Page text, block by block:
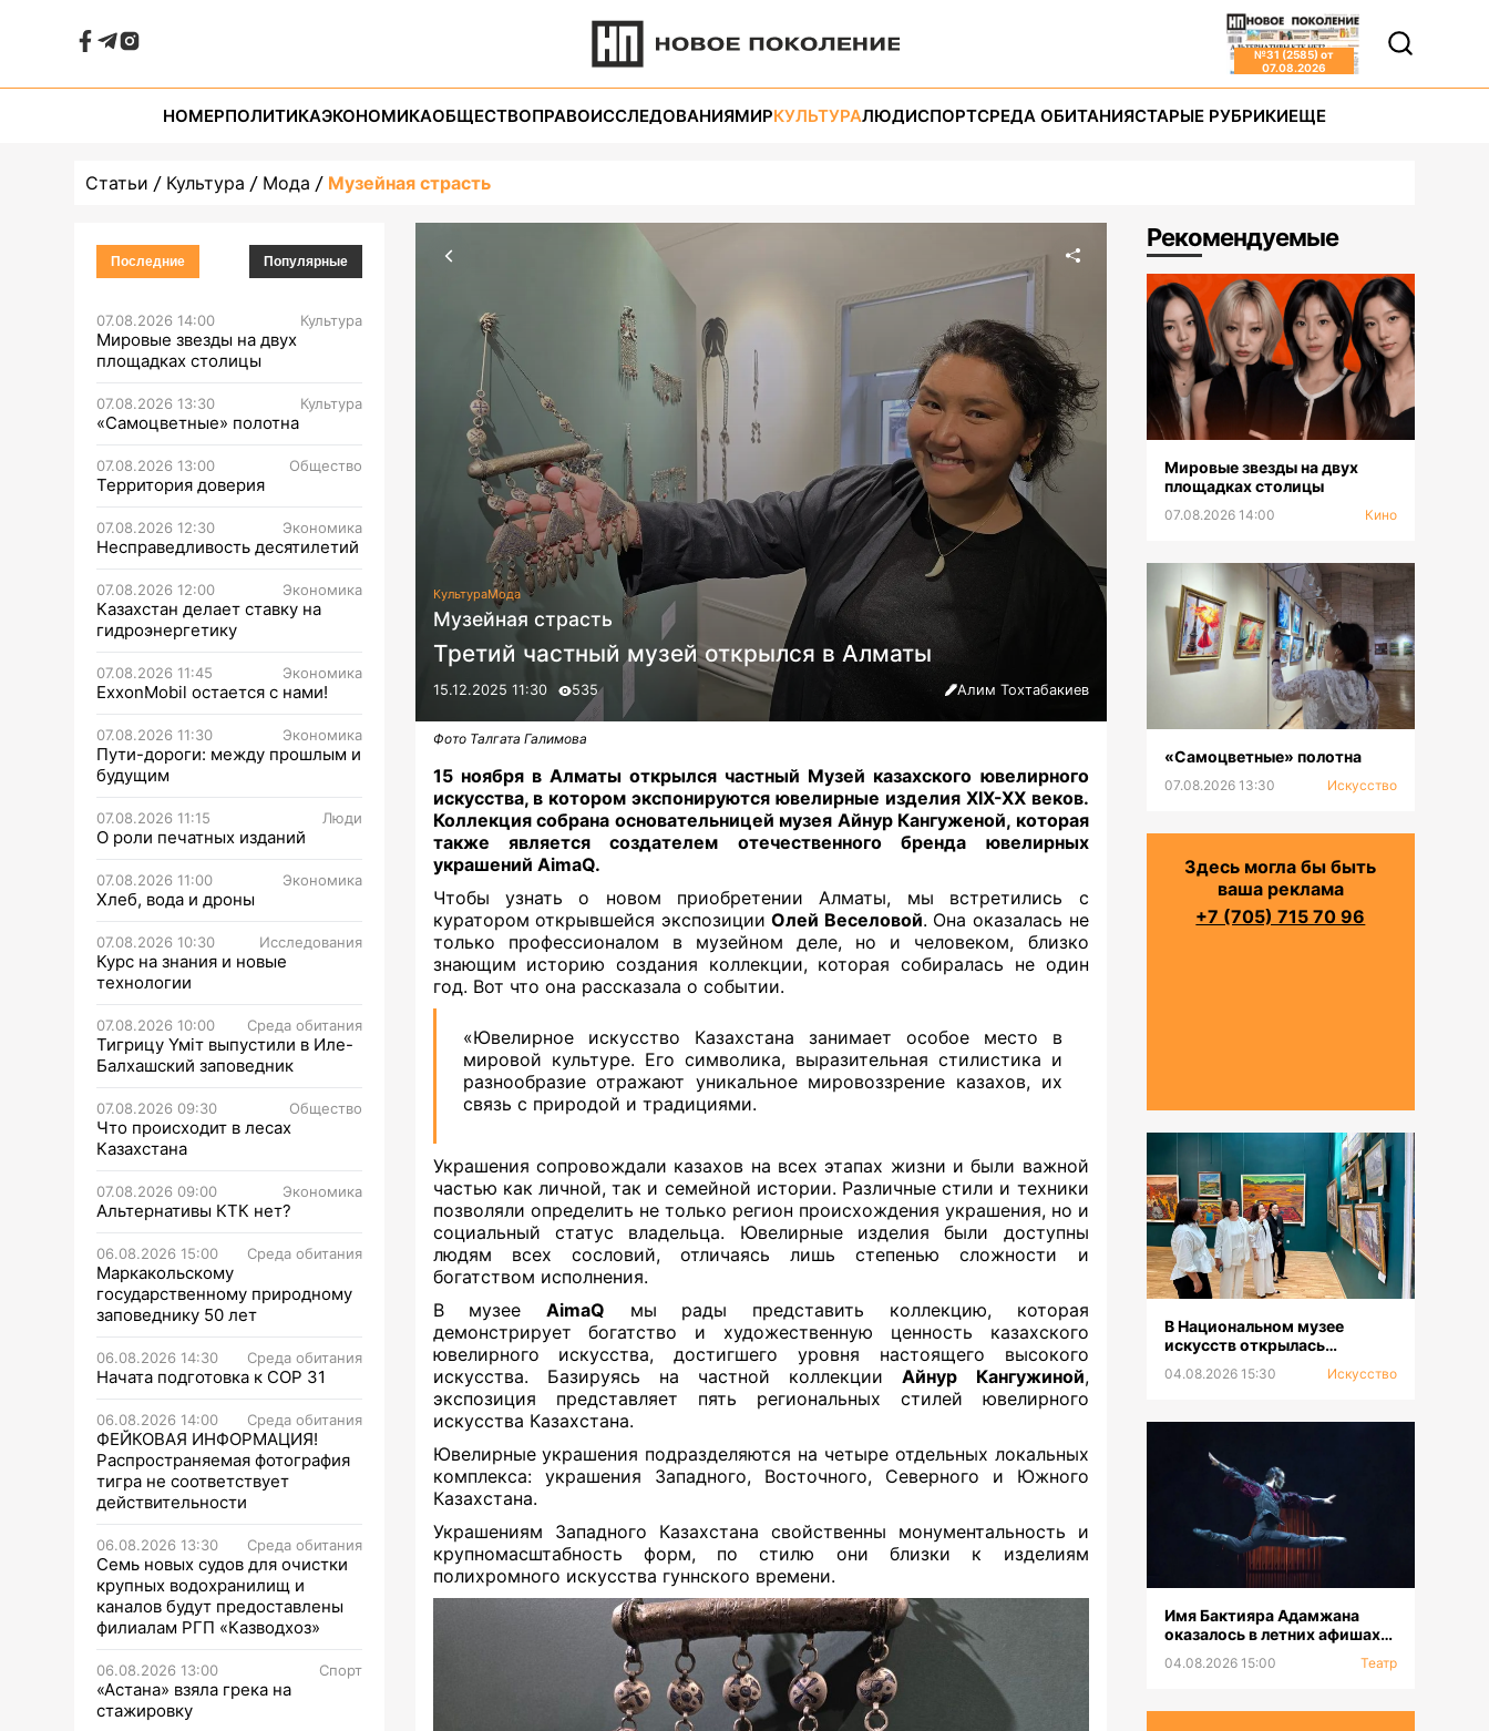
№31 (2585) от
07.08.2026
НОМЕРПОЛИТИКАЭКОНОМИКАОБЩЕСТВОПРАВОИССЛЕДОВАНИЯМИРКУЛЬТУРАЛЮДИСПОРТСРЕДА ОБИТАНИЯСТАРЫЕ РУБРИКИЕЩЕ
Статьи Культура Мода Музейная страсть
Последние Популярные
07.08.2026 14:00 Культура
Мировые звезды на двух
площадках столицы
07.08.2026 13:30 Культура
«Самоцветные» полотна
07.08.2026 13:00 Общество
Территория доверия
07.08.2026 12:30 Экономика
Несправедливость десятилетий
07.08.2026 12:00 Экономика
Казахстан делает ставку на
гидроэнергетику
07.08.2026 11:45 Экономика
ExxonMobil остается с нами!
07.08.2026 11:30 Экономика
Пути-дороги: между прошлым и
будущим
07.08.2026 11:15 Люди
О роли печатных изданий
07.08.2026 11:00 Экономика
Хлеб, вода и дроны
07.08.2026 10:30 Исследования
Курс на знания и новые
технологии
07.08.2026 10:00 Среда обитания
Тигрицу Үміт выпустили в Иле-
Балхашский заповедник
07.08.2026 09:30 Общество
Что происходит в лесах
Казахстана
07.08.2026 09:00 Экономика
Альтернативы КТК нет?
06.08.2026 15:00 Среда обитания
Маркакольскому
государственному природному
заповеднику 50 лет
06.08.2026 14:30 Среда обитания
Начата подготовка к СОР 31
06.08.2026 14:00 Среда обитания
ФЕЙКОВАЯ ИНФОРМАЦИЯ!
Распространяемая фотография
тигра не соответствует
действительности
06.08.2026 13:30 Среда обитания
Семь новых судов для очистки
крупных водохранилищ и
каналов будут предоставлены
филиалам РГП «Казводхоз»
06.08.2026 13:00 Спорт
«Астана» взяла грека на
стажировку
КультураМода
Музейная страсть
Третий частный музей открылся в Алматы
15.12.2025 11:30 535 Алим Тохтабакиев
Фото Талгата Галимова
15 ноября в Алматы открылся частный Музей казахского ювелирного
искусства, в котором экспонируются ювелирные изделия ХIХ-ХХ веков.
Коллекция собрана основательницей музея Айнур Кангуженой, которая
также является создателем отечественного бренда ювелирных
украшений AimaQ.
Чтобы узнать о новом приобретении Алматы, мы встретились с
куратором открывшейся экспозицииОлей Веселовой. Она оказалась не
только профессионалом в музейном деле, но и человеком, близко
знающим историю создания коллекции, которая собиралась не один
год. Вот что она рассказала о событии.
«Ювелирное искусство Казахстана занимает особое место в
мировой культуре. Его символика, выразительная стилистика и
разнообразие отражают уникальное мировоззрение казахов, их
связь с природой и традициями.
Украшения сопровождали казахов на всех этапах жизни и были важной
частью как личной, так и семейной истории. Различные стили и техники
позволяли определить не только регион происхождения украшения, но и
социальный статус владельца. Ювелирные изделия были доступны
людям всех сословий, отличаясь лишь степенью сложности и
богатством исполнения.
В музее AimaQ мы рады представить коллекцию, которая
демонстрирует богатство и художественную ценность казахского
ювелирного искусства, достигшего уровня настоящего высокого
искусства. Базируясь на частной коллекцииАйнур Кангужиной,
экспозиция представляет пять региональных стилей ювелирного
искусства Казахстана.
Ювелирные украшения подразделяются на четыре отдельных локальных
комплекса: украшения Западного, Восточного, Северного и Южного
Казахстана.
Украшениям Западного Казахстана свойственны монументальность и
крупномасштабность форм, по стилю они близки к изделиям
полихромного искусства гуннского времени.
Рекомендуемые
Мировые звезды на двух
площадках столицы
07.08.2026 14:00 Кино
«Самоцветные» полотна
07.08.2026 13:30 Искусство
Здесь могла бы быть
ваша реклама
+7 (705) 715 70 96
В Национальном музее
искусств открылась
Романова
04.08.2026 15:30 Искусство
Имя Бактияра Адамжана
оказалось в летних афишах
04.08.2026 15:00 Театр